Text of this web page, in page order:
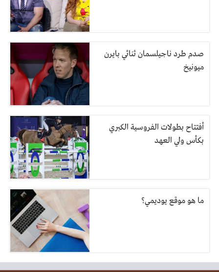
صدم طرد ناجيلسمان ثنائي بايرن
ميونيخ
أفتتاح بطولات الفروسية الكبري
بكأس ولي العهد
ما هو موقع يوديمي؟